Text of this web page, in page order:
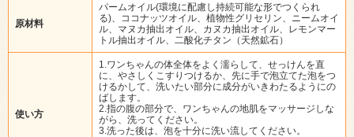
原材料
パームオイル(環境に配慮し持続可能な形でつくられ
る)、ココナッツオイル、植物性グリセリン、ニームオイ
ル、マヌカ抽出オイル、カヌカ抽出オイル、レモンマー
トル抽出オイル、二酸化チタン（天然鉱石）
使い方
1.ワンちゃんの体全体をよく濡らして、せっけんを直
に、やさしくこすりつけるか、先に手で泡立てた泡をつ
けるかして、洗いたい部分に成分がいきわたるようにの
ばします。
2.指の腹の部分で、ワンちゃんの地肌をマッサージしな
がら、洗ってください。
3.洗った後は、泡を十分に洗い流してください。